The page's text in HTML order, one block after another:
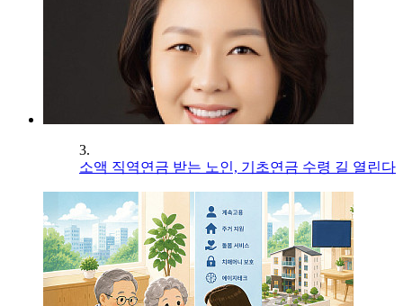
3.
소액 직역연금 받는 노인, 기초연금 수령 길 열린다